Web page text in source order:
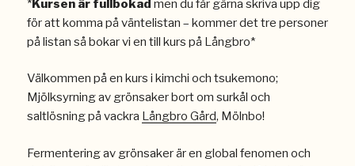
*Kursen är fullbokad men du får gärna skriva upp dig
för att komma på väntelistan – kommer det tre personer
på listan så bokar vi en till kurs på Långbro*
Välkommen på en kurs i kimchi och tsukemono;
Mjölksyrning av grönsaker bort om surkål och
saltlösning på vackra Långbro Gård, Mölnbo!
Fermentering av grönsaker är en global fenomen och